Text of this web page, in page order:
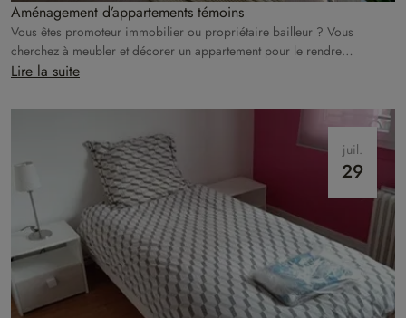
Aménagement d’appartements témoins
Vous êtes promoteur immobilier ou propriétaire bailleur ? Vous
cherchez à meubler et décorer un appartement pour le rendre
irrésistible à la location ? Homat s’occupe de tout !
Lire la suite
juil.
29